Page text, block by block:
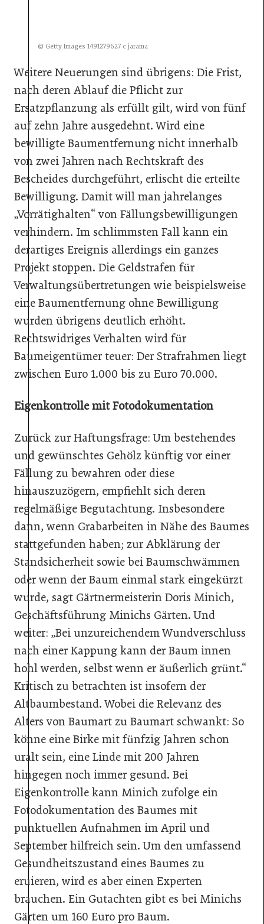
© Getty Images 1491279627 c jarama
Weitere Neuerungen sind übrigens: Die Frist,
nach deren Ablauf die Pflicht zur
Ersatzpflanzung als erfüllt gilt, wird von fünf
auf zehn Jahre ausgedehnt. Wird eine
bewilligte Baumentfernung nicht innerhalb
von zwei Jahren nach Rechtskraft des
Bescheides durchgeführt, erlischt die erteilte
Bewilligung. Damit will man jahrelanges
„Vorrätighalten“ von Fällungsbewilligungen
verhindern. Im schlimmsten Fall kann ein
derartiges Ereignis allerdings ein ganzes
Projekt stoppen. Die Geldstrafen für
Verwaltungsübertretungen wie beispielsweise
eine Baumentfernung ohne Bewilligung
wurden übrigens deutlich erhöht.
Rechtswidriges Verhalten wird für
Baumeigentümer teuer: Der Strafrahmen liegt
zwischen Euro 1.000 bis zu Euro 70.000.
Eigenkontrolle mit Fotodokumentation
Zurück zur Haftungsfrage: Um bestehendes
und gewünschtes Gehölz künftig vor einer
Fällung zu bewahren oder diese
hinauszuzögern, empfiehlt sich deren
regelmäßige Begutachtung. Insbesondere
dann, wenn Grabarbeiten in Nähe des Baumes
stattgefunden haben; zur Abklärung der
Standsicherheit sowie bei Baumschwämmen
oder wenn der Baum einmal stark eingekürzt
wurde, sagt Gärtnermeisterin Doris Minich,
Geschäftsführung Minichs Gärten. Und
weiter: „Bei unzureichendem Wundverschluss
nach einer Kappung kann der Baum innen
hohl werden, selbst wenn er äußerlich grünt.“
Kritisch zu betrachten ist insofern der
Altbaumbestand. Wobei die Relevanz des
Alters von Baumart zu Baumart schwankt: So
könne eine Birke mit fünfzig Jahren schon
uralt sein, eine Linde mit 200 Jahren
hingegen noch immer gesund. Bei
Eigenkontrolle kann Minich zufolge ein
Fotodokumentation des Baumes mit
punktuellen Aufnahmen im April und
September hilfreich sein. Um den umfassend
Gesundheitszustand eines Baumes zu
eruieren, wird es aber einen Experten
brauchen. Ein Gutachten gibt es bei Minichs
Gärten um 160 Euro pro Baum.